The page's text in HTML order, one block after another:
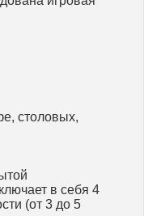
столовых,
в себя 4
(от 3 до 5